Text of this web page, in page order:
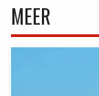
MEER